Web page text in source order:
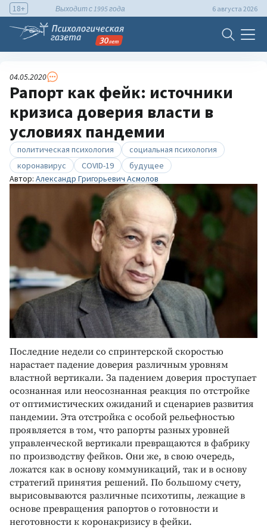
18+ Выходит с 1995 года 6 августа 2026
04.05.2020
Рапорт как фейк: источники
кризиса доверия власти в
условиях пандемии
политическая психология
социальная психология
коронавирус
COVID-19
будущее
Автор: Александр Григорьевич Асмолов
Последние недели со спринтерской скоростью
нарастает падение доверия различным уровням
властной вертикали. За падением доверия проступает
осознанная или неосознанная реакция по отстройке
от оптимистических ожиданий и сценариев развития
пандемии. Эта отстройка с особой рельефностью
проявляется в том, что рапорты разных уровней
управленческой вертикали превращаются в фабрику
по производству фейков. Они же, в свою очередь,
ложатся как в основу коммуникаций, так и в основу
стратегий принятия решений. По большому счету,
вырисовываются различные психотипы, лежащие в
основе превращения рапортов о готовности и
неготовности к коронакризису в фейки.